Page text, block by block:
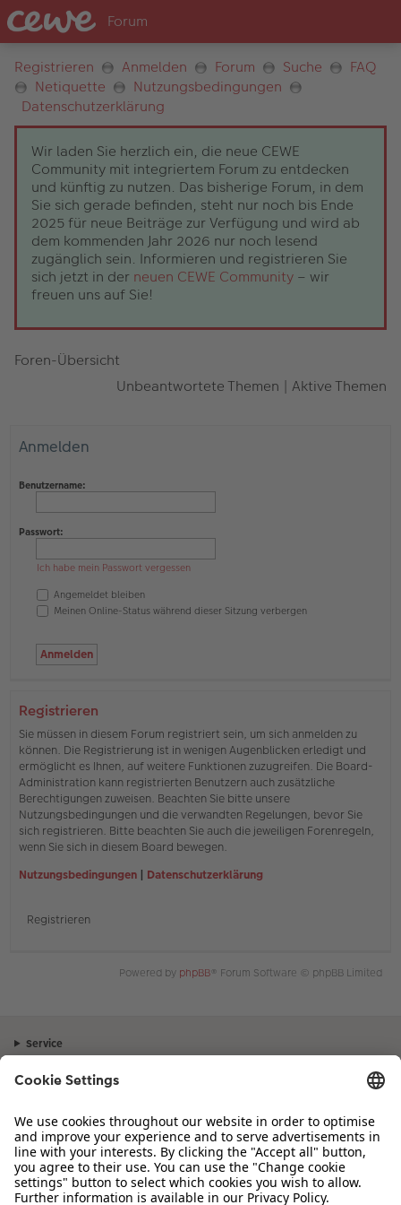
Registrieren Anmelden Forum Suche
FAQ
Netiquette
Nutzungsbedingungen
Datenschutzerklärung
Wir laden Sie herzlich ein, die neue CEWE
Community mit integriertem Forum zu entdecken
und künftig zu nutzen. Das bisherige Forum, in dem
Sie sich gerade befinden, steht nur noch bis Ende
2025 für neue Beiträge zur Verfügung und wird ab
dem kommenden Jahr 2026 nur noch lesend
zugänglich sein. Informieren und registrieren Sie
sich jetzt in der neuen CEWE Community – wir
freuen uns auf Sie!
Foren-Übersicht
Unbeantwortete Themen | Aktive Themen
Anmelden
Benutzername:
Passwort:
Ich habe mein Passwort vergessen
Angemeldet bleiben
Meinen Online-Status während dieser Sitzung verbergen
Registrieren
Sie müssen in diesem Forum registriert sein, um sich anmelden zu
können. Die Registrierung ist in wenigen Augenblicken erledigt und
ermöglicht es Ihnen, auf weitere Funktionen zuzugreifen. Die Board-
Administration kann registrierten Benutzern auch zusätzliche
Berechtigungen zuweisen. Beachten Sie bitte unsere
Nutzungsbedingungen und die verwandten Regelungen, bevor Sie
sich registrieren. Bitte beachten Sie auch die jeweiligen Forenregeln,
wenn Sie sich in diesem Board bewegen.
Nutzungsbedingungen | Datenschutzerklärung
Registrieren
Powered by phpBB® Forum Software © phpBB Limited
Service
Sortiment